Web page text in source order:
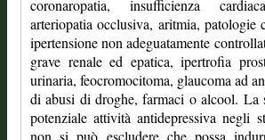
coronaropatia, insufficienza
arteriopatia occlusiva, aritmia,
ipertensione non adeguatamente
grave renale ed epatica, ipertrofia
urinaria, feocromocitoma, glaucoma ad
di abusi di droghe, farmaci o alcool. La
potenziale attività antidepressiva negli
non si può escludere che possa